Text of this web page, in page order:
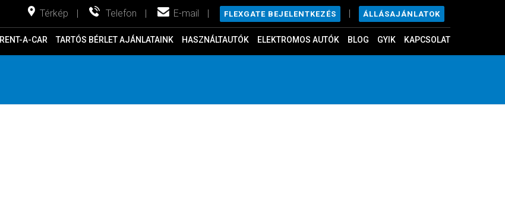
Térkép | Telefon | E-mail | FLEXGATE BEJELENTKEZÉS | ÁLLÁSAJÁNLATOK
RENT-A-CAR TARTÓS BÉRLET AJÁNLATAINK HASZNÁLTAUTÓK ELEKTROMOS AUTÓK BLOG GYIK KAPCSOLAT